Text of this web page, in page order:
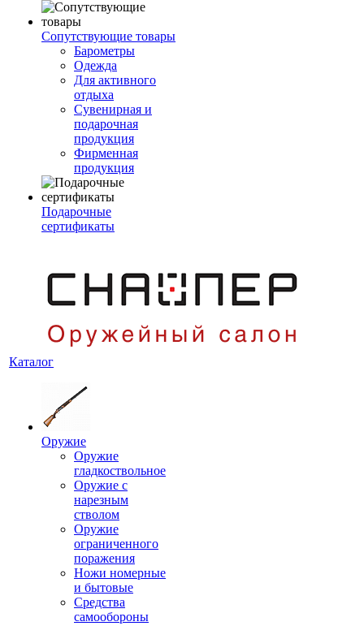
Сопутствующие товары
Барометры
Одежда
Для активного
отдыха
Сувенирная и
подарочная
продукция
Фирменная
продукция
Подарочные
сертификаты
Каталог
Оружие
Оружие
гладкоствольное
Оружие с
нарезным
стволом
Оружие
ограниченного
поражения
Ножи номерные
и бытовые
Средства
самообороны